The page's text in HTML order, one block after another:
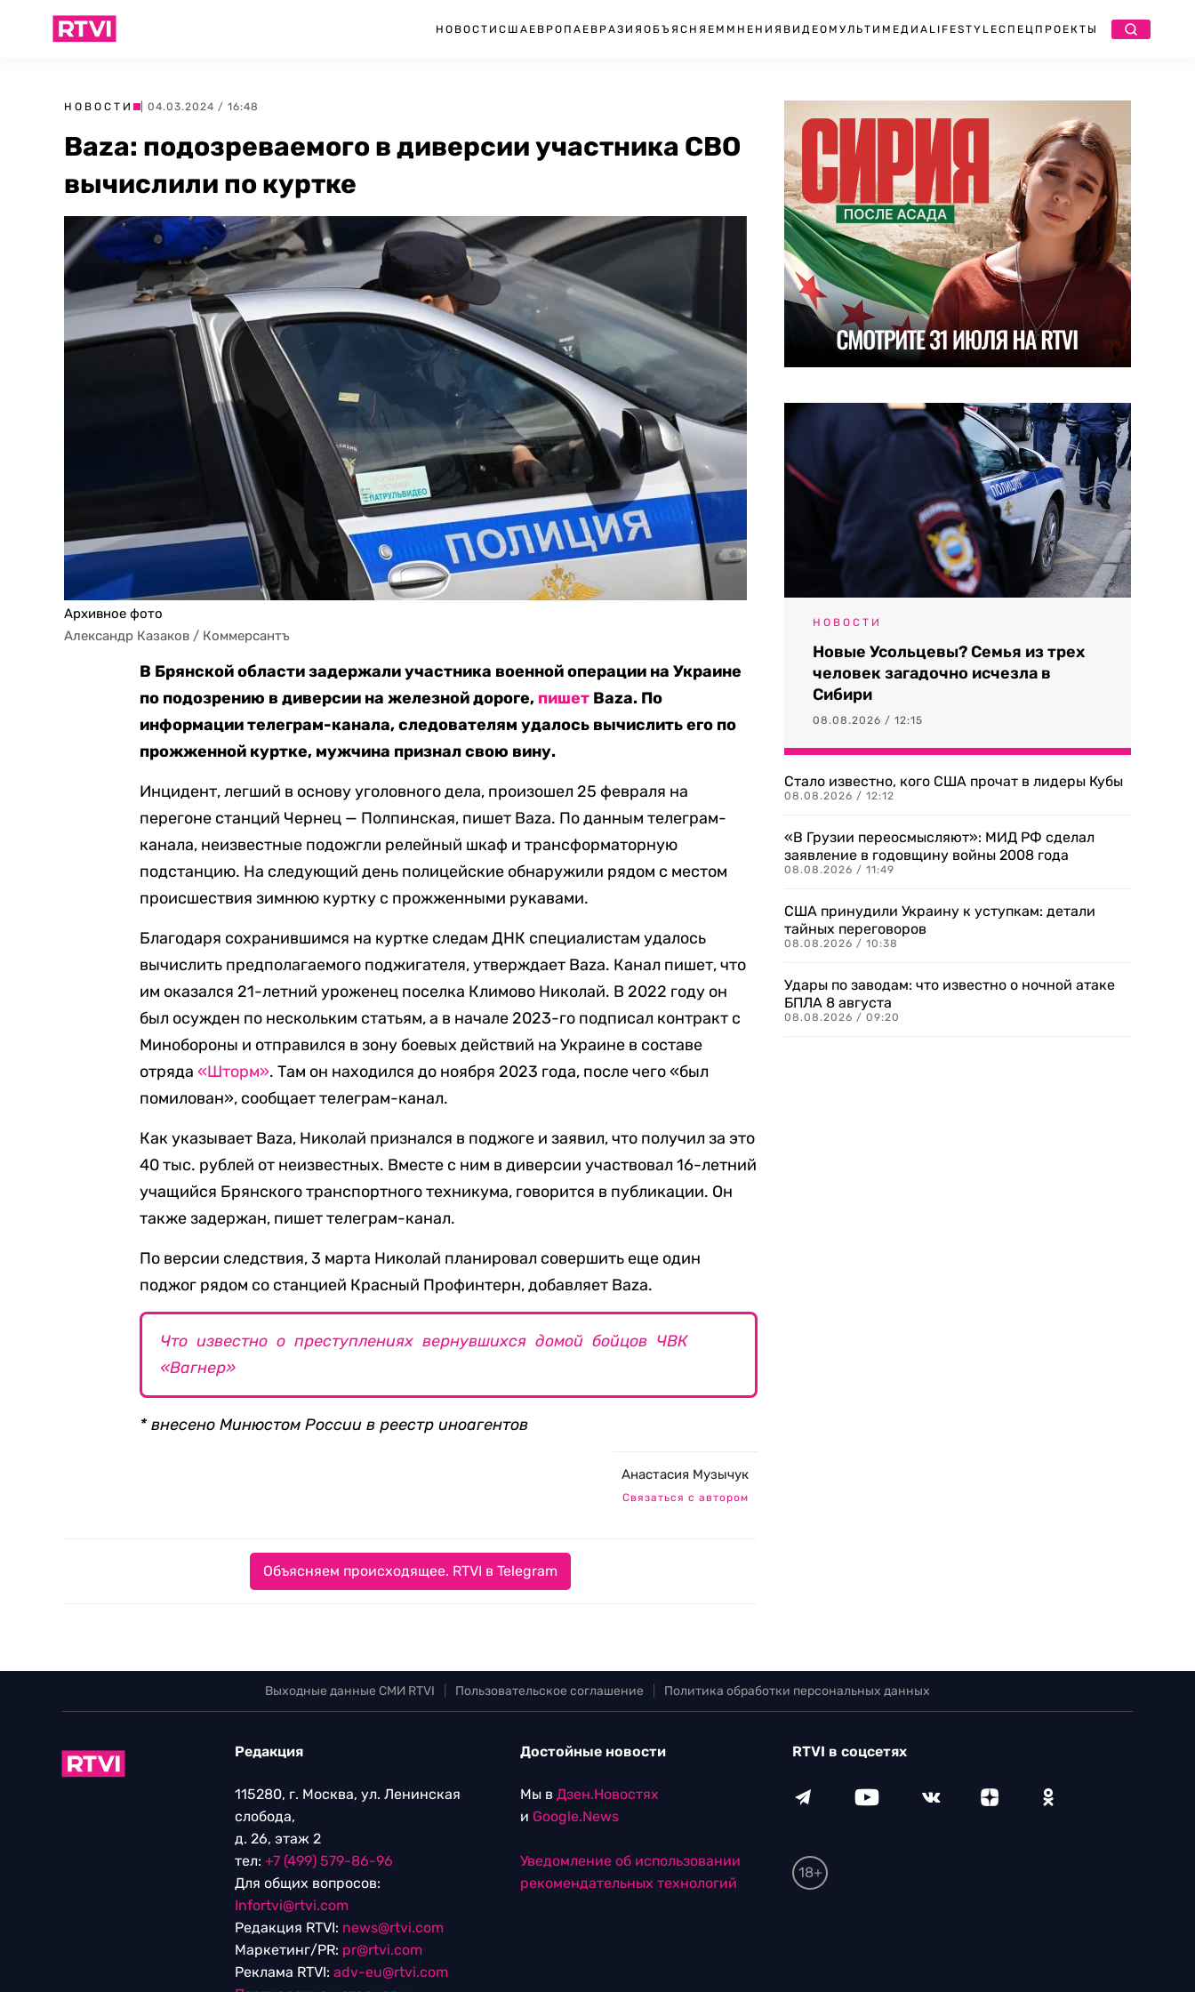
НОВОСТИ США ЕВРОПА ЕВРАЗИЯ ОБЪЯСНЯЕМ МНЕНИЯ ВИДЕО МУЛЬТИМЕДИА LIFESTYLEСПЕЦПРОЕКТЫ
НОВОСТИ | 04.03.2024 / 16:48
Baza: подозреваемого в диверсии участника СВО
вычислили по куртке
Архивное фото
Александр Казаков / Коммерсантъ
В Брянской области задержали участника военной операции на Украине
по подозрению в диверсии на железной дороге, пишет Baza. По
информации телеграм-канала, следователям удалось вычислить его по
прожженной куртке, мужчина признал свою вину.
Инцидент, легший в основу уголовного дела, произошел 25 февраля на
перегоне станций Чернец — Полпинская, пишет Baza. По данным телеграм-
канала, неизвестные подожгли релейный шкаф и трансформаторную
подстанцию. На следующий день полицейские обнаружили рядом с местом
происшествия зимнюю куртку с прожженными рукавами.
Благодаря сохранившимся на куртке следам ДНК специалистам удалось
вычислить предполагаемого поджигателя, утверждает Baza. Канал пишет, что
им оказался 21-летний уроженец поселка Климово Николай. В 2022 году он
был осужден по нескольким статьям, а в начале 2023-го подписал контракт с
Минобороны и отправился в зону боевых действий на Украине в составе
отряда«Шторм». Там он находился до ноября 2023 года, после чего «был
помилован», сообщает телеграм-канал.
Как указывает Baza, Николай признался в поджоге и заявил, что получил за это
40 тыс. рублей от неизвестных. Вместе с ним в диверсии участвовал 16-летний
учащийся Брянского транспортного техникума, говорится в публикации. Он
также задержан, пишет телеграм-канал.
По версии следствия, 3 марта Николай планировал совершить еще один
поджог рядом со станцией Красный Профинтерн, добавляет Baza.
Что известно о преступлениях вернувшихся домой бойцов ЧВК
«Вагнер»
* внесено Минюстом России в реестр иноагентов
Анастасия Музычук
Связаться с автором
Объясняем происходящее. RTVI в Telegram
НОВОСТИ
Новые Усольцевы? Семья из трех
человек загадочно исчезла в
Сибири
08.08.2026 / 12:15
Стало известно, кого США прочат в лидеры Кубы
08.08.2026 / 12:12
«В Грузии переосмысляют»: МИД РФ сделал
заявление в годовщину войны 2008 года
08.08.2026 / 11:49
США принудили Украину к уступкам: детали
тайных переговоров
08.08.2026 / 10:38
Удары по заводам: что известно о ночной атаке
БПЛА 8 августа
08.08.2026 / 09:20
Выходные данные СМИ RTVI Пользовательское соглашение Политика обработки персональных данных
Редакция
115280, г. Москва, ул. Ленинская
слобода,
д. 26, этаж 2
тел: +7 (499) 579-86-96
Для общих вопросов:
Infortvi@rtvi.com
Редакция RTVI: news@rtvi.com
Маркетинг/PR: pr@rtvi.com
Реклама RTVI: adv-eu@rtvi.com
Достойные новости
Мы в Дзен.Новостях
и Google.News
Уведомление об использовании
рекомендательных технологий
RTVI в соцсетях
18+